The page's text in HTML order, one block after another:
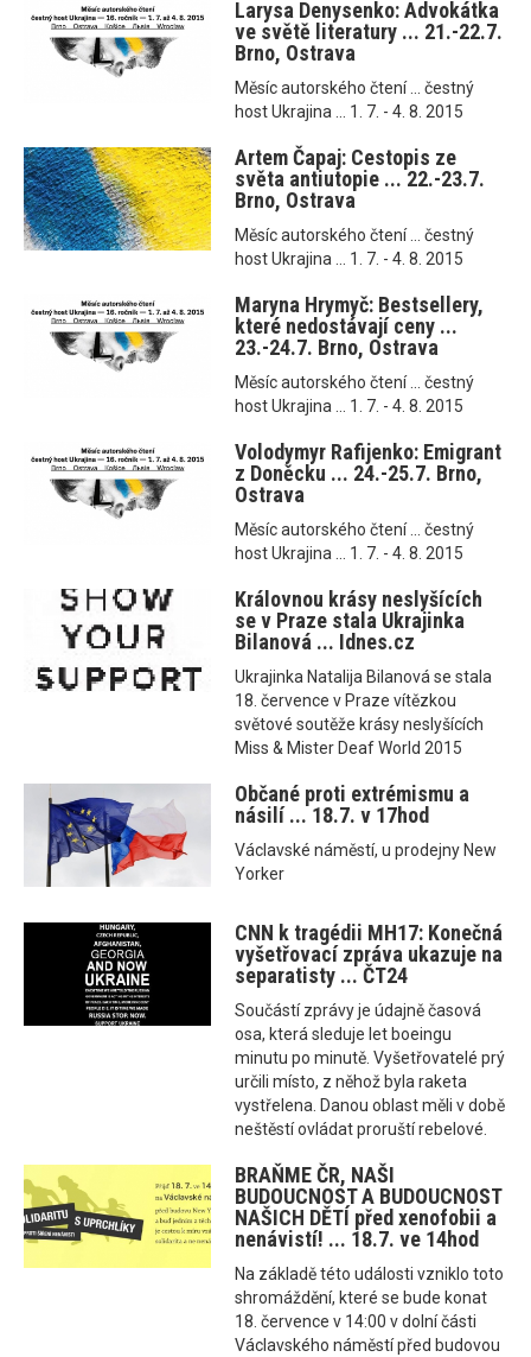
Larysa Denysenko: Advokátka
ve světě literatury ... 21.-22.7.
Brno, Ostrava
Měsíc autorského čtení ... čestný
host Ukrajina ... 1. 7. - 4. 8. 2015
Artem Čapaj: Cestopis ze
světa antiutopie ... 22.-23.7.
Brno, Ostrava
Měsíc autorského čtení ... čestný
host Ukrajina ... 1. 7. - 4. 8. 2015
Maryna Hrymyč: Bestsellery,
které nedostávají ceny ...
23.-24.7. Brno, Ostrava
Měsíc autorského čtení ... čestný
host Ukrajina ... 1. 7. - 4. 8. 2015
Volodymyr Rafijenko: Emigrant
z Doněcku ... 24.-25.7. Brno,
Ostrava
Měsíc autorského čtení ... čestný
host Ukrajina ... 1. 7. - 4. 8. 2015
Královnou krásy neslyšících
se v Praze stala Ukrajinka
Bilanová ... Idnes.cz
Ukrajinka Natalija Bilanová se stala
18. července v Praze vítězkou
světové soutěže krásy neslyšících
Miss & Mister Deaf World 2015
Občané proti extrémismu a
násilí ... 18.7. v 17hod
Václavské náměstí, u prodejny New
Yorker
CNN k tragédii MH17: Konečná
vyšetřovací zpráva ukazuje na
separatisty ... ČT24
Součástí zprávy je údajně časová
osa, která sleduje let boeingu
minutu po minutě. Vyšetřovatelé prý
určili místo, z něhož byla raketa
vystřelena. Danou oblast měli v době
neštěstí ovládat proruští rebelové.
BRAŇME ČR, NAŠI
BUDOUCNOST A BUDOUCNOST
NAŠICH DĚTÍ před xenofobii a
nenávistí! ... 18.7. ve 14hod
Na základě této události vzniklo toto
shromáždění, které se bude konat
18. července v 14:00 v dolní části
Václavského náměstí před budovou